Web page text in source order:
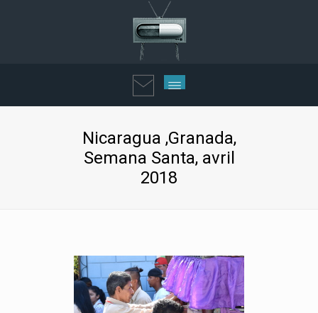
Nicaragua ,Granada,
Semana Santa, avril
2018